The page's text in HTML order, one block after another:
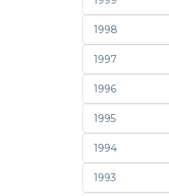
1998
1997
1996
1995
1994
1993